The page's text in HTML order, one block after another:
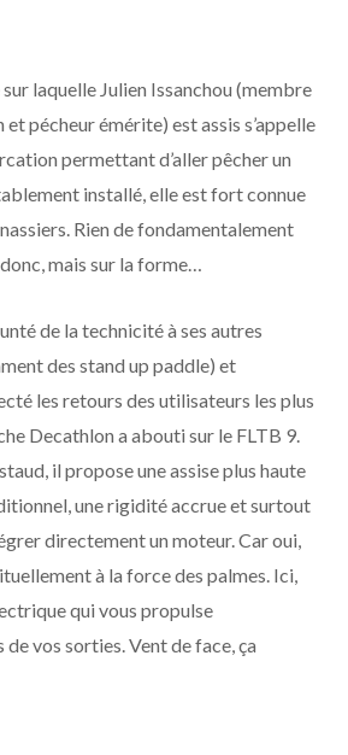
laquelle Julien Issanchou (membre
et pécheur émérite) est assis s’appelle
permettant d’aller pêcher un
installé, elle est fort connue
Rien de fondamentalement
mais sur la forme…
de la technicité à ses autres
des stand up paddle) et
les retours des utilisateurs les plus
Decathlon a abouti sur le FLTB 9.
il propose une assise plus haute
une rigidité accrue et surtout
directement un moteur. Car oui,
à la force des palmes. Ici,
qui vous propulse
vos sorties. Vent de face, ça